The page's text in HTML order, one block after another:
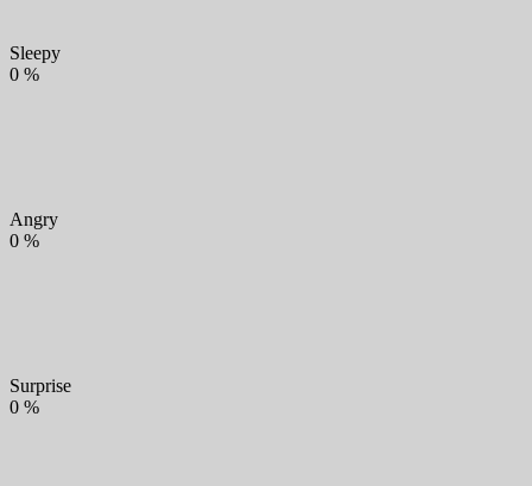
Sleepy
0 %
Angry
0 %
Surprise
0 %